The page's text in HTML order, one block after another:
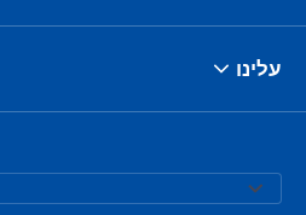
עלינו